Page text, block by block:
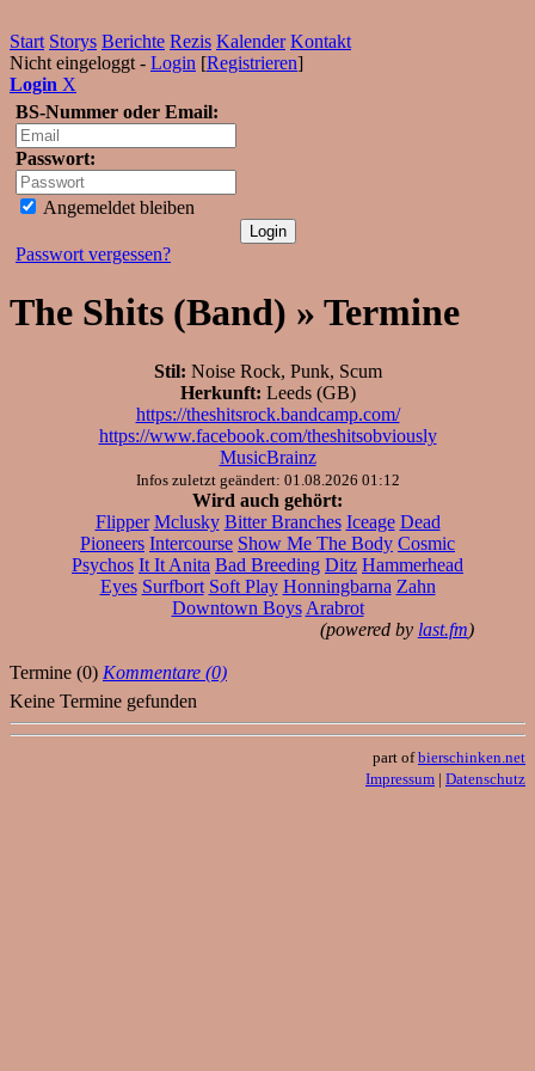
Start Storys Berichte Rezis Kalender Kontakt
Nicht eingeloggt - Login [Registrieren]
Login X
BS-Nummer oder Email:
Passwort:
Angemeldet bleiben
Passwort vergessen?
The Shits (Band) » Termine
Stil: Noise Rock, Punk, Scum
Herkunft: Leeds (GB)
https://theshitsrock.bandcamp.com/
https://www.facebook.com/theshitsobviously
MusicBrainz
Infos zuletzt geändert: 01.08.2026 01:12
Wird auch gehört:
Flipper Mclusky Bitter Branches Iceage Dead
Pioneers Intercourse Show Me The Body Cosmic
Psychos It It Anita Bad Breeding Ditz Hammerhead
Eyes Surfbort Soft Play Honningbarna Zahn
Downtown Boys Arabrot
(powered by last.fm)
Termine (0) Kommentare (0)
Keine Termine gefunden
part ofbierschinken.net
Impressum | Datenschutz